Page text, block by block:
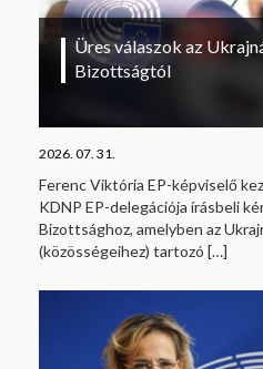
Üres válaszok az
Bizottságtól
2026. 07. 31.
Ferenc Viktória EP-képviselő
KDNP EP-delegációja írásbeli
Bizottsághoz, amelyben az
(közösségeihez) tartozó […]